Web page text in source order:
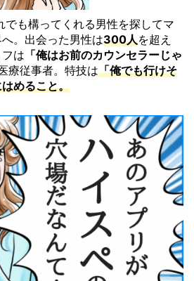
でも構ってくれる男性を探してマ
。出会った男性は300人を超え
は 「俺はお前のカウンセラーじゃ
療従事者。特技は「俺でも行けそ
めること。